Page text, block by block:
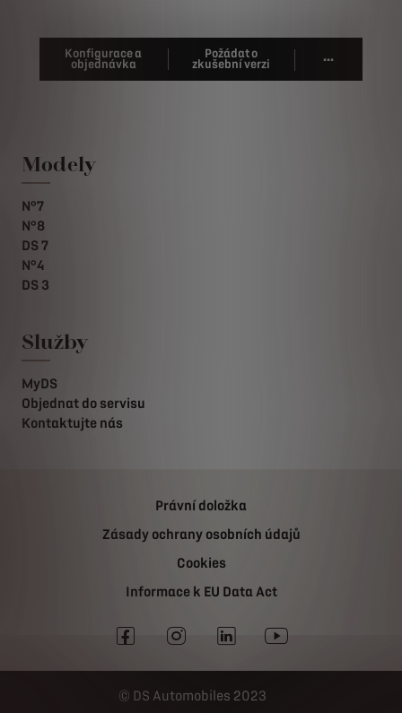
Konfigurace a
objednávka
Požádat o
zkušební verzi
...
Modely
N°7
N°8
DS 7
N°4
DS 3
Služby
MyDS
Objednat do servisu
Kontaktujte nás
Právní doložka
Zásady ochrany osobních údajů
Cookies
Informace k EU Data Act
DS Automobiles 2023